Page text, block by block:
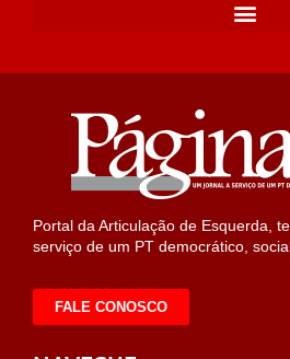
Portal da Articulação de Esquerda,
serviço de um PT democrático,
FALE CONOSCO